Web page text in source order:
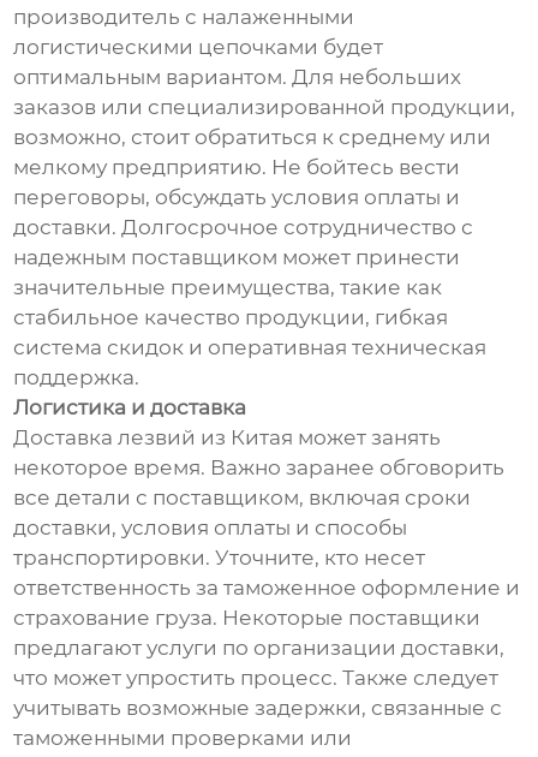
производитель с налаженными
логистическими цепочками будет
оптимальным вариантом. Для небольших
заказов или специализированной продукции,
возможно, стоит обратиться к среднему или
мелкому предприятию. Не бойтесь вести
переговоры, обсуждать условия оплаты и
доставки. Долгосрочное сотрудничество с
надежным поставщиком может принести
значительные преимущества, такие как
стабильное качество продукции, гибкая
система скидок и оперативная техническая
поддержка.
Логистика и доставка
Доставка лезвий из Китая может занять
некоторое время. Важно заранее обговорить
все детали с поставщиком, включая сроки
доставки, условия оплаты и способы
транспортировки. Уточните, кто несет
ответственность за таможенное оформление и
страхование груза. Некоторые поставщики
предлагают услуги по организации доставки,
что может упростить процесс. Также следует
учитывать возможные задержки, связанные с
таможенными проверками или